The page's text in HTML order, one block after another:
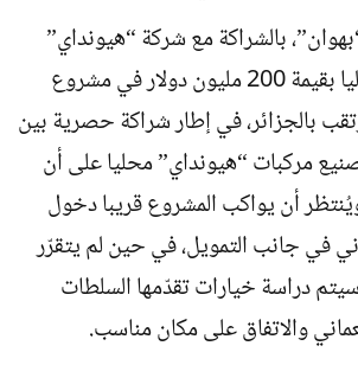
بالشراكة مع شركة “هيونداي”
الكورية، استثمارا أوليا بقيمة 200 مليون دولار في مشروع
بالجزائر، في إطار شراكة حصرية بين
مركبات “هيونداي” محليا على أن
ويُنتظر أن يواكب المشروع قريبا دخول
في جانب التمويل، في حين لم يتقرّر
دراسة خيارات تقدّمها السلطات
والاتفاق على مكان مناسب.